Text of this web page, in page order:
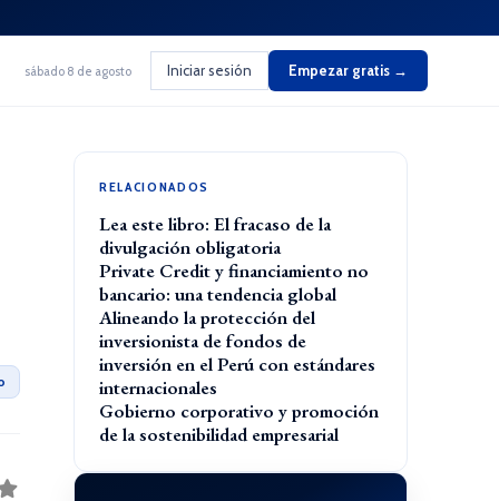
sábado 8 de agosto Iniciar sesión Empezar gratis →
RELACIONADOS
Lea este libro: El fracaso de la
divulgación obligatoria
Private Credit y financiamiento no
bancario: una tendencia global
Alineando la protección del
inversionista de fondos de
inversión en el Perú con estándares
internacionales
Gobierno corporativo y promoción
de la sostenibilidad empresarial